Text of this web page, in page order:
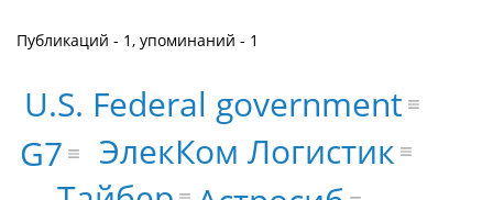
Публикаций - 1, упоминаний - 1
ЭлекКом Логистик
U.S. Federal government
G7